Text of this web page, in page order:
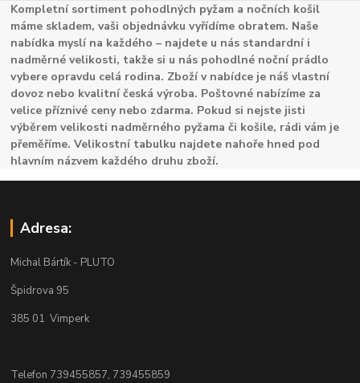
Kompletní sortiment pohodlných pyžam a nočních košil
máme skladem, vaši objednávku vyřídíme obratem. Naše
nabídka myslí na každého – najdete u nás standardní i
nadměrné velikosti, takže si u nás pohodlné noční prádlo
vybere opravdu celá rodina. Zboží v nabídce je náš vlastní
dovoz nebo kvalitní česká výroba. Poštovné nabízíme za
velice příznivé ceny nebo zdarma. Pokud si nejste jisti
výběrem velikosti nadměrného pyžama či košile, rádi vám je
přeměříme. Velikostní tabulku najdete nahoře hned pod
hlavním názvem každého druhu zboží.
Adresa:
Michal Bártík - PLUTO
Špidrova 95
385 01 Vimperk
Telefon 739455857, 739455859